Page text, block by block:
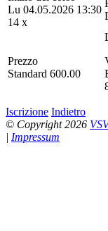
Lu 04.05.2026 13:30
14 x
Prezzo
Standard 600.00
Iscrizione Indietro
© Copyright 2026
| Impressum